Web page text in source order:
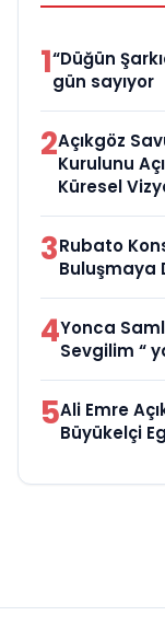
1“Düğün
gün sayıyor
2Açıkgöz
Kurulunu
Küresel
3Rubato
Buluşmaya
4Yonca
Sevgilim “
5Ali Emre
Büyükelçi